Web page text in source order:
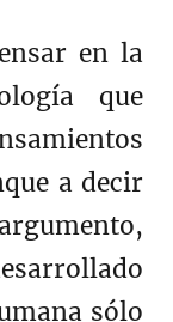
en la
que
a decir
sólo